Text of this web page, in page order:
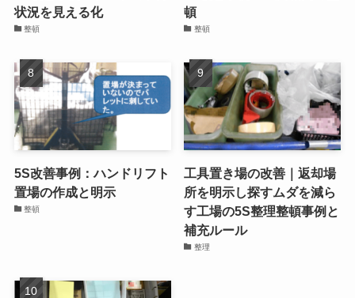
状況を見える化
整頓
頓
整頓
5S改善事例：ハンドリフト
置場の作成と明示
整頓
工具置き場の改善｜返却場
所を明示し探すムダを減ら
す工場の5S整理整頓事例と
補充ルール
整理